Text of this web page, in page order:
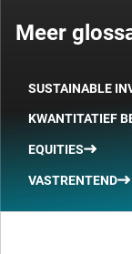
Meer
SUSTAINABLE
KWANTITATIEF
EQUITIES
VASTRENTEND